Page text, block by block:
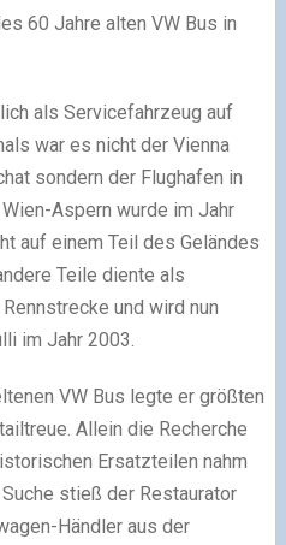
60 Jahre alten VW Bus in
als Servicefahrzeug auf
war es nicht der Vienna
sondern der Flughafen in
Aspern wurde im Jahr
auf einem Teil des Geländes
Teile diente als
und wird nun
im Jahr 2003.
VW Bus legte er größten
Allein die Recherche
Ersatzteilen nahm
stieß der Restaurator
Händler aus der